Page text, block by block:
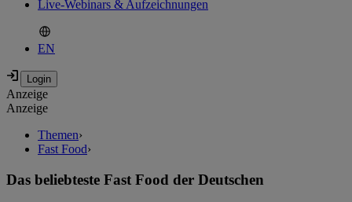
Live-Webinars & Aufzeichnungen
EN
Anzeige
Anzeige
Themen›
Fast Food›
Das beliebteste Fast Food der Deutschen